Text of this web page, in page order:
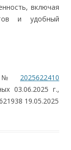
включая
и удобный
№ 2025622410
03.06.2025 г.,
19.05.2025